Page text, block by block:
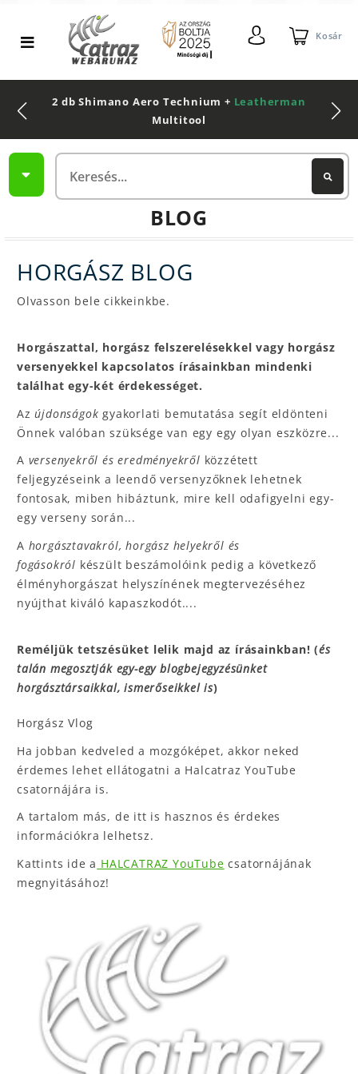
Kosár
2 db Shimano Aero Technium + Leatherman
Multitool
BLOG
HORGÁSZ BLOG
Olvasson bele cikkeinkbe.
Horgászattal, horgász felszerelésekkel vagy horgász
versenyekkel kapcsolatos írásainkban mindenki
találhat egy-két érdekességet.
Az újdonságok gyakorlati bemutatása segít eldönteni
Önnek valóban szüksége van egy egy olyan eszközre...
A versenyekről és eredményekről közzétett
feljegyzéseink a leendő versenyzőknek lehetnek
fontosak, miben hibáztunk, mire kell odafigyelni egy-
egy verseny során...
A horgásztavakról, horgász helyekről és
fogásokról készült beszámolóink pedig a következő
élményhorgászat helyszínének megtervezéséhez
nyújthat kiváló kapaszkodót....
Reméljük tetszésüket lelik majd az írásainkban! (és
talán megosztják egy-egy blogbejegyzésünket
horgásztársaikkal, ismerőseikkel is)
Horgász Vlog
Ha jobban kedveled a mozgóképet, akkor neked
érdemes lehet ellátogatni a Halcatraz YouTube
csatornájára is.
A tartalom más, de itt is hasznos és érdekes
információkra lelhetsz.
Kattints ide a HALCATRAZ YouTube csatornájának
megnyitásához!